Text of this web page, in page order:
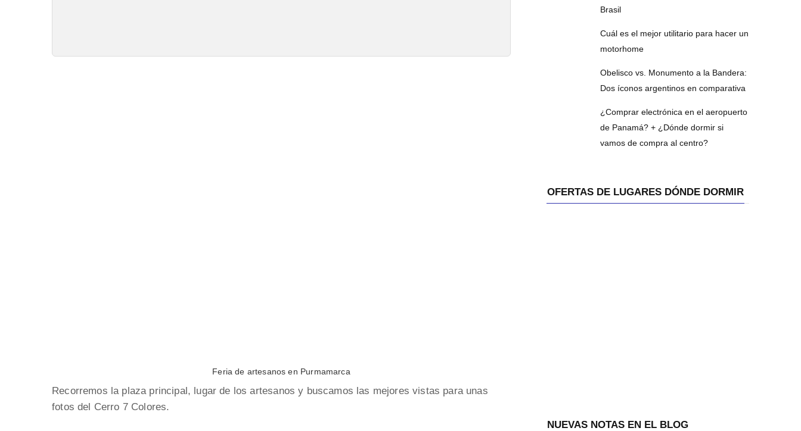
Feria de artesanos en Purmamarca
Recorremos la plaza principal, lugar de los artesanos y buscamos las mejores vistas para unas
fotos del Cerro 7 Colores.
Brasil
Cuál es el mejor utilitario para hacer un
motorhome
Obelisco vs. Monumento a la Bandera:
Dos íconos argentinos en comparativa
¿Comprar electrónica en el aeropuerto
de Panamá? + ¿Dónde dormir si
vamos de compra al centro?
OFERTAS DE LUGARES DÓNDE DORMIR
NUEVAS NOTAS EN EL BLOG